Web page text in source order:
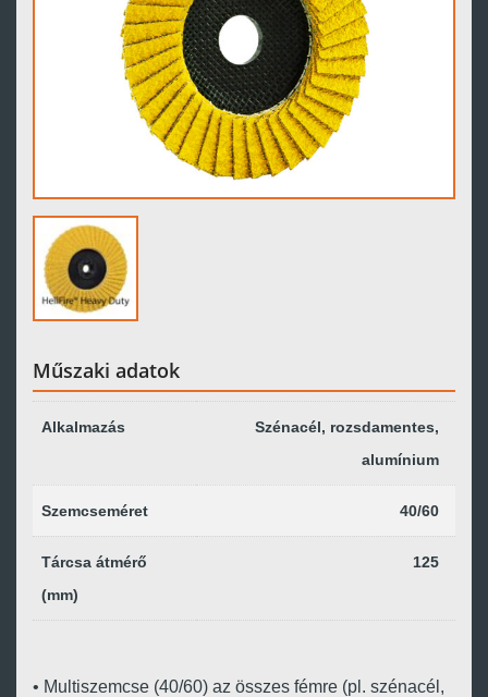
Műszaki adatok
Alkalmazás
Szénacél, rozsdamentes,
alumínium
Szemcseméret 40/60
Tárcsa átmérő
(mm)
125
• Multiszemcse (40/60) az összes fémre (pl. szénacél,